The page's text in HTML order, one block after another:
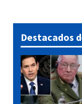
Destacados